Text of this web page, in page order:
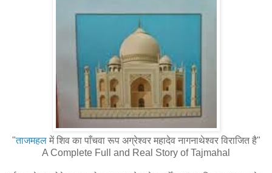
"ताजमहलमें शिव का पाँचवा रूप अग्रेश्वर महादेव नागनाथेश्वर विराजित है"
A Complete Full and Real Story of Tajmahal